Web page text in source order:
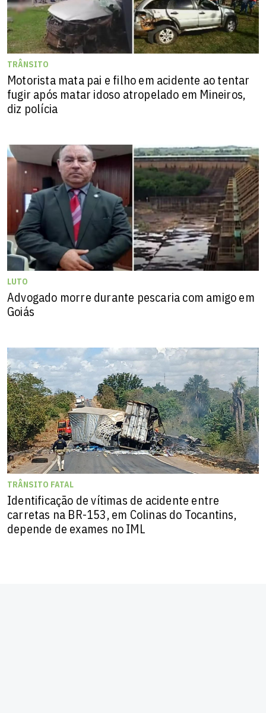
TRÂNSITO
Motorista mata pai e filho em acidente ao tentar
fugir após matar idoso atropelado em Mineiros,
diz polícia
LUTO
Advogado morre durante pescaria com amigo em
Goiás
TRÂNSITO FATAL
Identificação de vítimas de acidente entre
carretas na BR-153, em Colinas do Tocantins,
depende de exames no IML